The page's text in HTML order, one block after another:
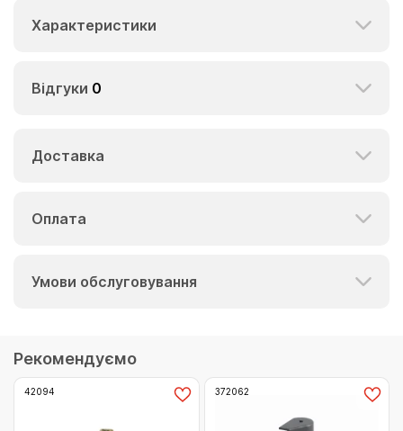
Характеристики
Відгуки 0
Доставка
Оплата
Умови обслуговування
Рекомендуємо
42094 372062